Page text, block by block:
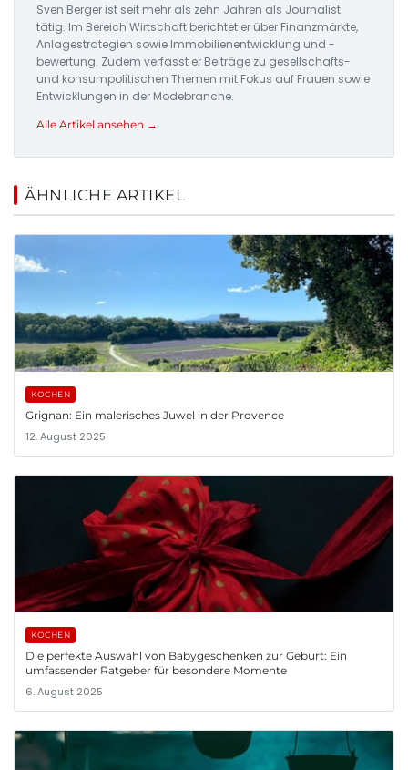
Sven Berger ist seit mehr als zehn Jahren als Journalist
tätig. Im Bereich Wirtschaft berichtet er über Finanzmärkte,
Anlagestrategien sowie Immobilienentwicklung und -
bewertung. Zudem verfasst er Beiträge zu gesellschafts-
und konsumpolitischen Themen mit Fokus auf Frauen sowie
Entwicklungen in der Modebranche.
Alle Artikel ansehen →
ÄHNLICHE ARTIKEL
KOCHEN
Grignan: Ein malerisches Juwel in der Provence
12. August 2025
KOCHEN
Die perfekte Auswahl von Babygeschenken zur Geburt: Ein
umfassender Ratgeber für besondere Momente
6. August 2025